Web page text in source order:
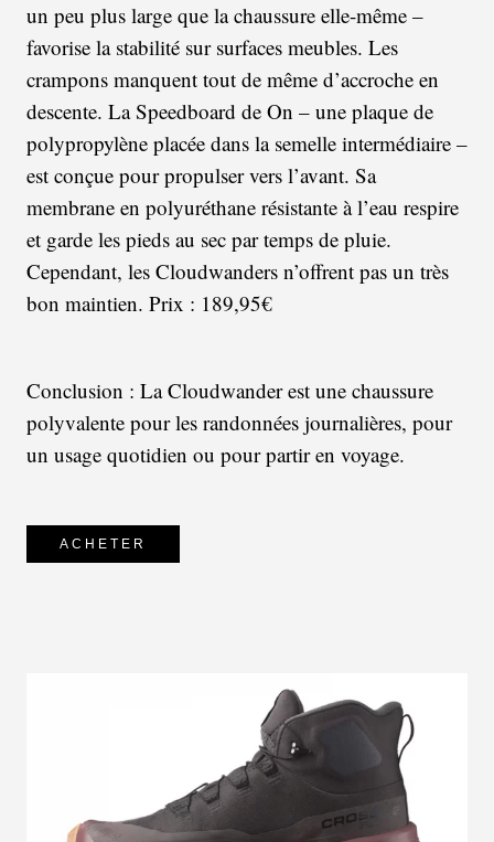
un peu plus large que la chaussure elle-même –
favorise la stabilité sur surfaces meubles. Les
crampons manquent tout de même d’accroche en
descente. La Speedboard de On – une plaque de
polypropylène placée dans la semelle intermédiaire –
est conçue pour propulser vers l’avant. Sa
membrane en polyuréthane résistante à l’eau respire
et garde les pieds au sec par temps de pluie.
Cependant, les Cloudwanders n’offrent pas un très
bon maintien. Prix : 189,95€
Conclusion : La Cloudwander est une chaussure
polyvalente pour les randonnées journalières, pour
un usage quotidien ou pour partir en voyage.
ACHETER